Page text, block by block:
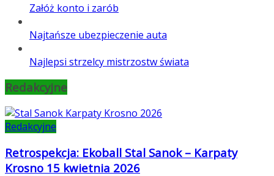
Załóż konto i zarób
Najtańsze ubezpieczenie auta
Najlepsi strzelcy mistrzostw świata
Redakcyjne
Redakcyjne
Retrospekcja: Ekoball Stal Sanok – Karpaty
Krosno 15 kwietnia 2026